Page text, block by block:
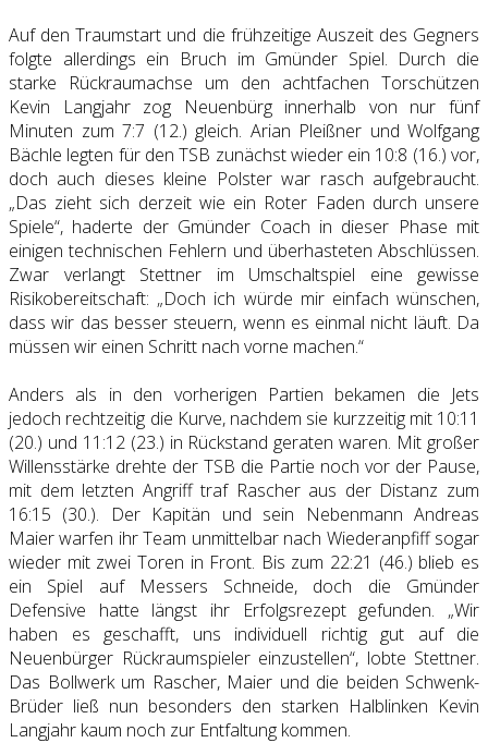
Auf den Traumstart und die frühzeitige Auszeit des Gegners
folgte allerdings ein Bruch im Gmünder Spiel. Durch die
starke Rückraumachse um den achtfachen Torschützen
Kevin Langjahr zog Neuenbürg innerhalb von nur fünf
Minuten zum 7:7 (12.) gleich. Arian Pleißner und Wolfgang
Bächle legten für den TSB zunächst wieder ein 10:8 (16.) vor,
doch auch dieses kleine Polster war rasch aufgebraucht.
„Das zieht sich derzeit wie ein Roter Faden durch unsere
Spiele“, haderte der Gmünder Coach in dieser Phase mit
einigen technischen Fehlern und überhasteten Abschlüssen.
Zwar verlangt Stettner im Umschaltspiel eine gewisse
Risikobereitschaft: „Doch ich würde mir einfach wünschen,
dass wir das besser steuern, wenn es einmal nicht läuft. Da
müssen wir einen Schritt nach vorne machen.“
Anders als in den vorherigen Partien bekamen die Jets
jedoch rechtzeitig die Kurve, nachdem sie kurzzeitig mit 10:11
(20.) und 11:12 (23.) in Rückstand geraten waren. Mit großer
Willensstärke drehte der TSB die Partie noch vor der Pause,
mit dem letzten Angriff traf Rascher aus der Distanz zum
16:15 (30.). Der Kapitän und sein Nebenmann Andreas
Maier warfen ihr Team unmittelbar nach Wiederanpfiff sogar
wieder mit zwei Toren in Front. Bis zum 22:21 (46.) blieb es
ein Spiel auf Messers Schneide, doch die Gmünder
Defensive hatte längst ihr Erfolgsrezept gefunden. „Wir
haben es geschafft, uns individuell richtig gut auf die
Neuenbürger Rückraumspieler einzustellen“, lobte Stettner.
Das Bollwerk um Rascher, Maier und die beiden Schwenk-
Brüder ließ nun besonders den starken Halblinken Kevin
Langjahr kaum noch zur Entfaltung kommen.